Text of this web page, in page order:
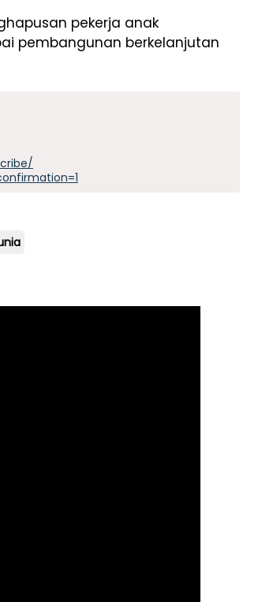
pekerja anak
pembangunan berkelanjutan